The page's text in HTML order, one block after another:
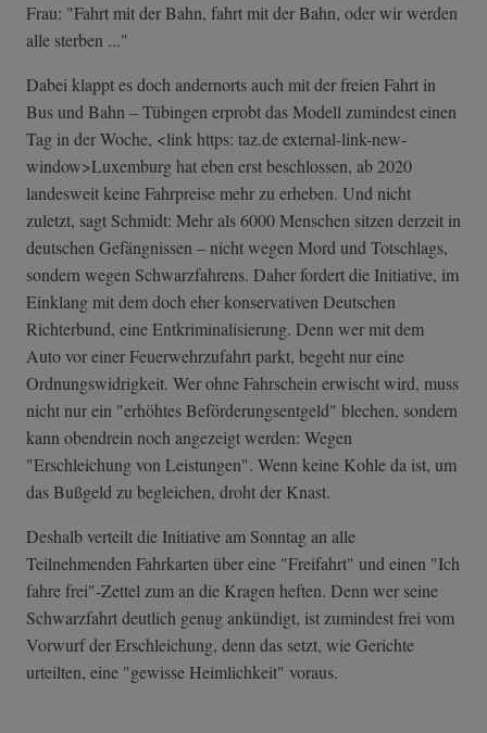
Frau: "Fahrt mit der Bahn, fahrt mit der Bahn, oder wir werden
alle sterben ..."
Dabei klappt es doch andernorts auch mit der freien Fahrt in
Bus und Bahn – Tübingen erprobt das Modell zumindest einen
Tag in der Woche, <link https: taz.de external-link-n­ew-
window>Luxem­burg hat eben erst beschlossen, ab 2020
landesweit keine Fahrpreise mehr zu erheben. Und nicht
zuletzt, sagt Schmidt: Mehr als 6000 Menschen sitzen derzeit in
deutschen Gefängnissen – nicht wegen Mord und Totschlags,
sondern wegen Schwarzfahrens. Daher fordert die Initiative, im
Einklang mit dem doch eher konservativen Deutschen
Richterbund, eine Entkriminalisierung. Denn wer mit dem
Auto vor einer Feuerwehrzufahrt parkt, begeht nur eine
Ordnungswidrigkeit. Wer ohne Fahrschein erwischt wird, muss
nicht nur ein "erhöhtes Beförderungsentgeld" blechen, sondern
kann obendrein noch angezeigt werden: Wegen
"Erschleichung von Leistungen". Wenn keine Kohle da ist, um
das Bußgeld zu begleichen, droht der Knast.
Deshalb verteilt die Initiative am Sonntag an alle
Teilnehmenden Fahrkarten über eine "Freifahrt" und einen "Ich
fahre frei"-Zettel zum an die Kragen heften. Denn wer seine
Schwarzfahrt deutlich genug ankündigt, ist zumindest frei vom
Vorwurf der Erschleichung, denn das setzt, wie Gerichte
urteilten, eine "gewisse Heimlichkeit" voraus.